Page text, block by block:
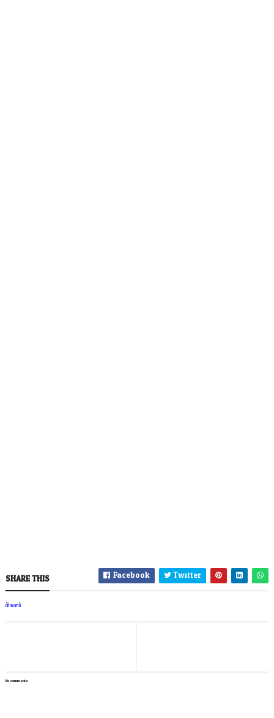
SHARE THIS Facebook Twitter
ព័ត៌មានជាតិ
No comments